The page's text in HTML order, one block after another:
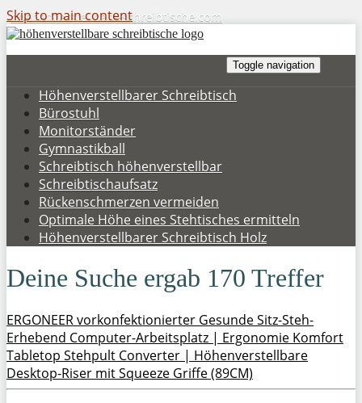
Skip to main content
Toggle navigation
hoehenverstellbare-schreibtische.com
Höhenverstellbarer Schreibtisch
Bürostuhl
Monitorständer
Gymnastikball
Schreibtisch höhenverstellbar
Schreibtischaufsatz
Rückenschmerzen vermeiden
Optimale Höhe eines Stehtisches ermitteln
Höhenverstellbarer Schreibtisch Holz
Deine Suche ergab 170 Treffer
ERGONEER vorkonfektionierter Gesunde Sitz-Steh-
Erhebend Computer-Arbeitsplatz | Ergonomie Komfort
Tabletop Stehpult Converter | Höhenverstellbare
Desktop-Riser mit Squeeze Griffe (89CM)